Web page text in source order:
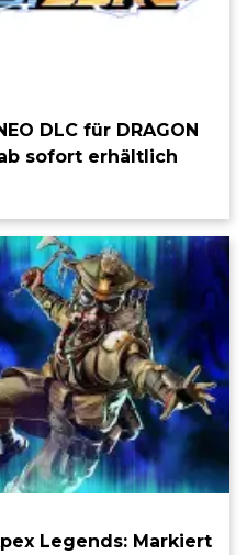
DLC für DRAGON
sofort erhältlich
Legends: Markiert